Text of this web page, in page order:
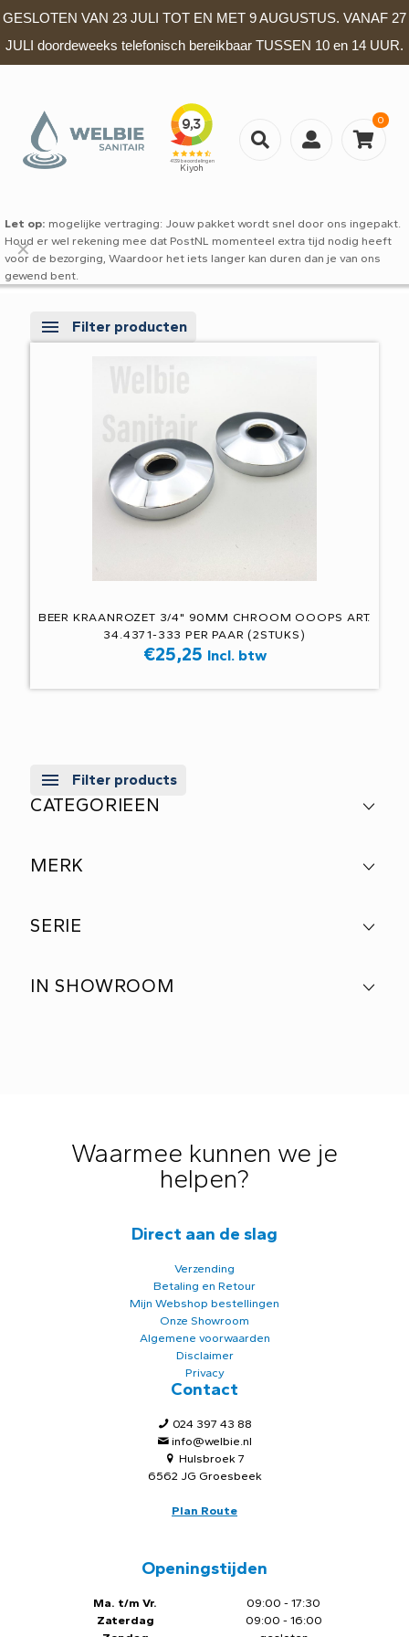
GESLOTEN VAN 23 JULI TOT EN MET 9 AUGUSTUS. VANAF 27
JULI doordeweeks telefonisch bereikbaar TUSSEN 10 en 14 UUR.
0
Let op: mogelijke vertraging: Jouw pakket wordt snel door ons ingepakt.
Houd er wel rekening mee dat PostNL momenteel extra tijd nodig heeft
voor de bezorging, Waardoor het iets langer kan duren dan je van ons
gewend bent.
✕
Filter producten
BEER KRAANROZET 3/4" 90MM CHROOM OOOPS ART.
34.4371-333 PER PAAR (2STUKS)
€25,25 Incl. btw
Filter products
CATEGORIEEN
MERK
SERIE
IN SHOWROOM
Waarmee kunnen we je
helpen?
Direct aan de slag
Verzending
Betaling en Retour
Mijn Webshop bestellingen
Onze Showroom
Algemene voorwaarden
Disclaimer
Privacy
Contact
024 397 43 88
info@welbie.nl
Hulsbroek 7
6562 JG Groesbeek
Plan Route
Openingstijden
Ma. t/m Vr.
Zaterdag
09:00 - 17:30
09:00 - 16:00